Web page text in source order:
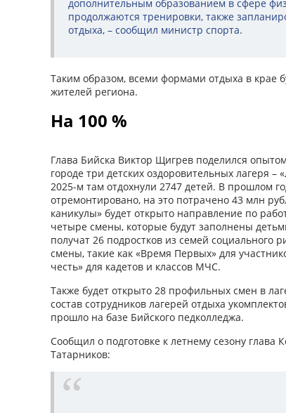
дополнительным образованием в сфере
продолжаются тренировки, также
отдыха, – сообщил министр спорта.
Таким образом, всеми формами отдыха в крае
жителей региона.
На 100 %
Глава Бийска Виктор Щигрев поделился
городе три детских оздоровительных лагеря –
2025-м там отдохнули 2747 детей. В прошлом
отремонтировано, на это потрачено 43 млн
каникулы» будет открыто направление по
четыре смены, которые будут заполнены
получат 26 подростков из семей социального
смены, такие как «Время Первых» для
честь» для кадетов и классов МЧС.
Также будет открыто 28 профильных смен в
состав сотрудников лагерей отдыха
прошло на базе Бийского педколледжа.
Сообщил о подготовке к летнему сезону глава
Татарников: